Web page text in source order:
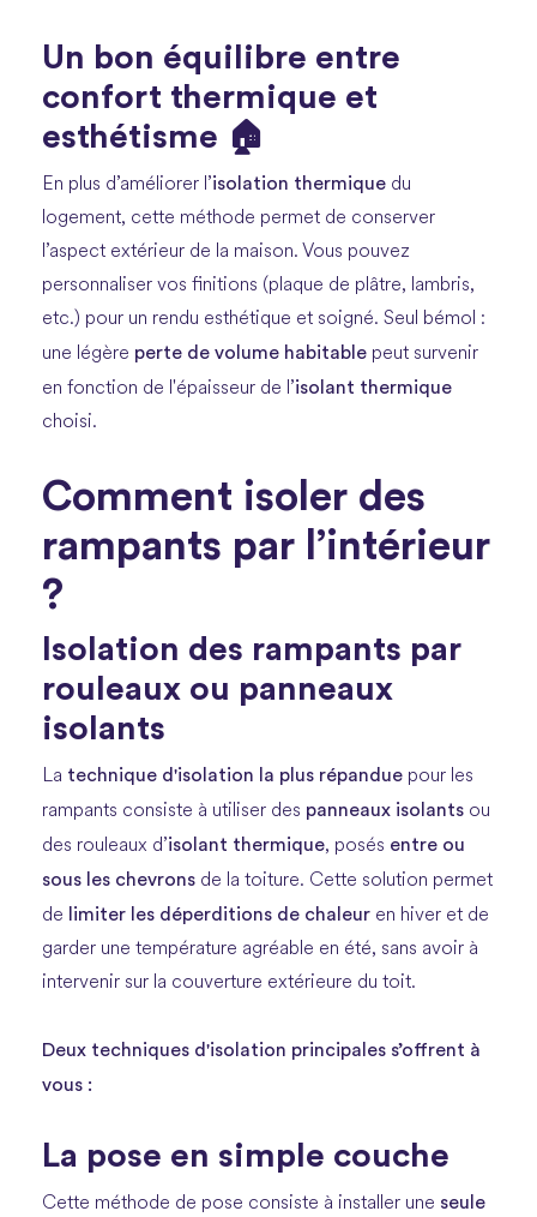
Un bon équilibre entre
confort thermique et
esthétisme 🏠
En plus d’améliorer l’isolation thermique du
logement, cette méthode permet de conserver
l’aspect extérieur de la maison. Vous pouvez
personnaliser vos finitions (plaque de plâtre, lambris,
etc.) pour un rendu esthétique et soigné. Seul bémol :
une légère perte de volume habitable peut survenir
en fonction de l'épaisseur de l’isolant thermique
choisi.
Comment isoler des
rampants par l’intérieur
?
Isolation des rampants par
rouleaux ou panneaux
isolants
La technique d'isolation la plus répandue pour les
rampants consiste à utiliser des panneaux isolants ou
des rouleaux d’isolant thermique, posés entre ou
sous les chevrons de la toiture. Cette solution permet
de
limiter les déperditions de chaleur en hiver et de
garder une température agréable en été, sans avoir à
intervenir sur la couverture extérieure du toit.
Deux techniques d'isolation principales s’offrent à
vous :
La pose en simple couche
Cette méthode de pose consiste à installer une seule